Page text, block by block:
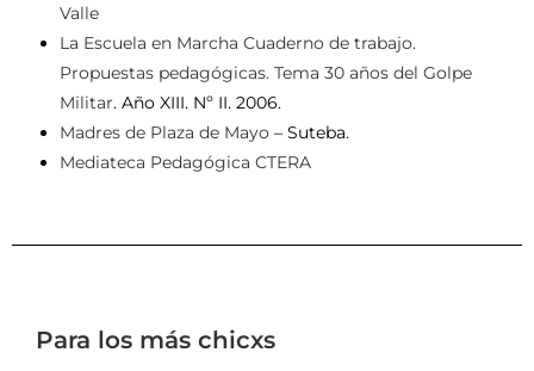
Valle
La Escuela en Marcha Cuaderno de trabajo.
Propuestas pedagógicas. Tema 30 años del Golpe
Militar. Año XIII. Nº II. 2006.
Madres de Plaza de Mayo – Suteba.
Mediateca Pedagógica CTERA
Para los más chicxs